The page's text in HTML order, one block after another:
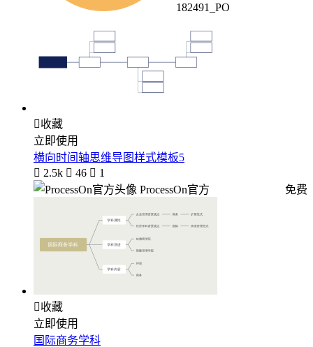
182491_PO
收藏
立即使用
横向时间轴思维导图样式模板5
 2.5k  46  1
ProcessOn官方
免费
收藏
立即使用
国际商务学科